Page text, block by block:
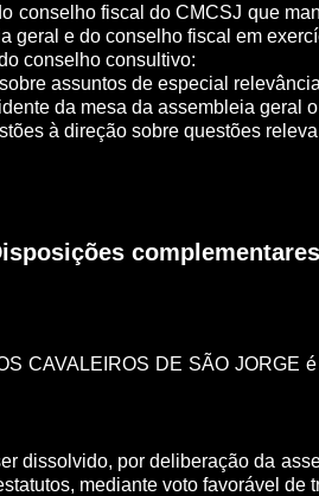
conselho fiscal do CMCSJ que
geral e do conselho fiscal em
conselho consultivo:
sobre assuntos de especial
da mesa da assembleia geral
à direção sobre questões
complementares
CAVALEIROS DE SÃO JORGE
dissolvido, por deliberação da
mediante voto favorável de